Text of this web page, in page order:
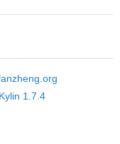
1.7.4